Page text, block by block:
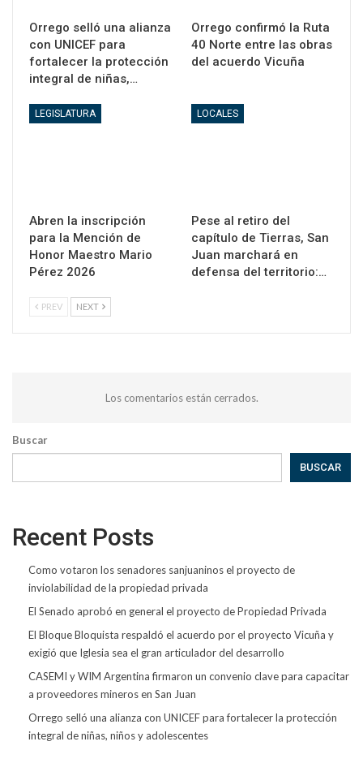
Orrego selló una alianza
con UNICEF para
fortalecer la protección
integral de niñas,…
Orrego confirmó la Ruta
40 Norte entre las obras
del acuerdo Vicuña
LEGISLATURA
Abren la inscripción
para la Mención de
Honor Maestro Mario
Pérez 2026
LOCALES
Pese al retiro del
capítulo de Tierras, San
Juan marchará en
defensa del territorio:…
PREV NEXT
Los comentarios están cerrados.
Buscar
BUSCAR
Recent Posts
Como votaron los senadores sanjuaninos el proyecto de
inviolabilidad de la propiedad privada
El Senado aprobó en general el proyecto de Propiedad Privada
El Bloque Bloquista respaldó el acuerdo por el proyecto Vicuña y
exigió que Iglesia sea el gran articulador del desarrollo
CASEMI y WIM Argentina firmaron un convenio clave para capacitar
a proveedores mineros en San Juan
Orrego selló una alianza con UNICEF para fortalecer la protección
integral de niñas, niños y adolescentes